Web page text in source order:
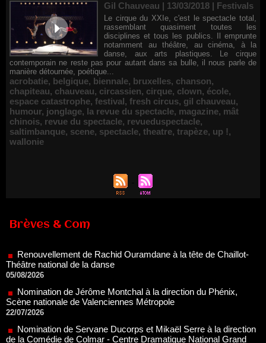
Gil Chauveau | 13/03/2018 | Festivals
Le cirque du XXIe, c'est le spectacle total,
rassemblant quasiment toutes les
disciplines et tous les publics. Il emprunte
notamment au théâtre, au cinéma, à la
danse, aux arts plastiques. Le cirque
contemporain ne reste pas pour autant dans sa bulle, il nous parle de
manière détournée, poétique...
acrobatie, belgique, biennale, bruxelles, chanson,
chapiteau, chauveau, circassien, cirque, clown, école,
espace catastrophe, festival, fresh circus, gil chauveau,
humour, jonglage, la revue du spectacle, magazine, mât
chinois, revue du spectacle, revueduspectacle,
saltimbanque, scene, spectacle, theatre, trapèze, up !,
wallonie
Brèves & Com
Renouvellement de Rachid Ouramdane à la tête de Chaillot-
Nomination de Jérôme Montchal à la direction du Phénix,
Scène nationale de Valenciennes Métropole
Nomination de Servane Ducorps et Mikaël Serre à la direction
de la Comédie de Colmar - Centre Dramatique National Grand
07/07/2026